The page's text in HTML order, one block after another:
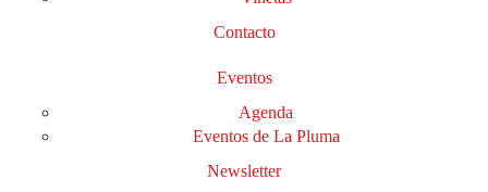
Contacto
Eventos
Agenda
Eventos de La Pluma
Newsletter